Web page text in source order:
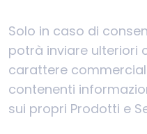
Solo in caso di
potrà inviare ulteriori
carattere
contenenti
sui propri Prodotti e